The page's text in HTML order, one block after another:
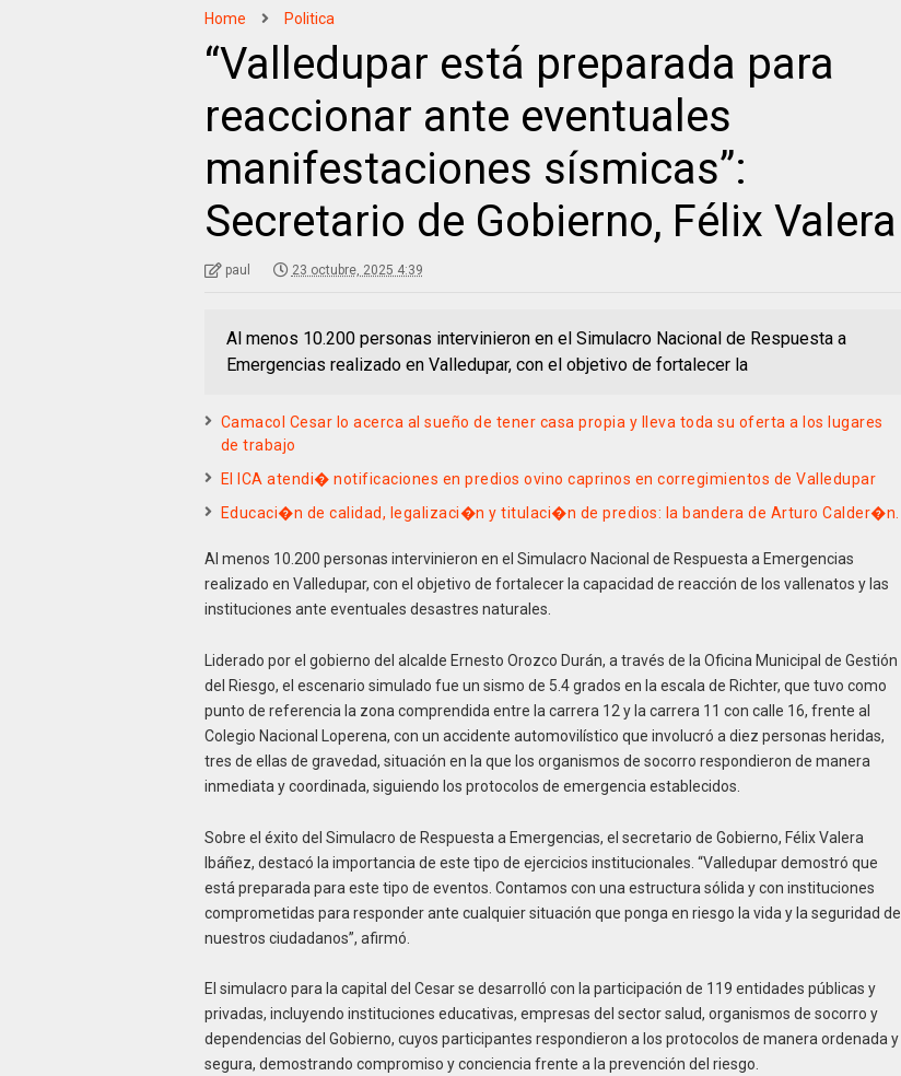
Home Politica
“Valledupar está preparada para
reaccionar ante eventuales
manifestaciones sísmicas”:
Secretario de Gobierno, Félix Valera
paul 23 octubre, 2025 4:39
Al menos 10.200 personas intervinieron en el Simulacro Nacional de Respuesta a
Emergencias realizado en Valledupar, con el objetivo de fortalecer la
Camacol Cesar lo acerca al sueño de tener casa propia y lleva toda su oferta a los lugares
de trabajo
El ICA atendi� notificaciones en predios ovino caprinos en corregimientos de Valledupar
Educaci�n de calidad, legalizaci�n y titulaci�n de predios: la bandera de Arturo Calder�n.
Al menos 10.200 personas intervinieron en el Simulacro Nacional de Respuesta a Emergencias
realizado en Valledupar, con el objetivo de fortalecer la capacidad de reacción de los vallenatos y las
instituciones ante eventuales desastres naturales.
Liderado por el gobierno del alcalde Ernesto Orozco Durán, a través de la Oficina Municipal de Gestión
del Riesgo, el escenario simulado fue un sismo de 5.4 grados en la escala de Richter, que tuvo como
punto de referencia la zona comprendida entre la carrera 12 y la carrera 11 con calle 16, frente al
Colegio Nacional Loperena, con un accidente automovilístico que involucró a diez personas heridas,
tres de ellas de gravedad, situación en la que los organismos de socorro respondieron de manera
inmediata y coordinada, siguiendo los protocolos de emergencia establecidos.
Sobre el éxito del Simulacro de Respuesta a Emergencias, el secretario de Gobierno, Félix Valera
Ibáñez, destacó la importancia de este tipo de ejercicios institucionales. “Valledupar demostró que
está preparada para este tipo de eventos. Contamos con una estructura sólida y con instituciones
comprometidas para responder ante cualquier situación que ponga en riesgo la vida y la seguridad de
nuestros ciudadanos”, afirmó.
El simulacro para la capital del Cesar se desarrolló con la participación de 119 entidades públicas y
privadas, incluyendo instituciones educativas, empresas del sector salud, organismos de socorro y
dependencias del Gobierno, cuyos participantes respondieron a los protocolos de manera ordenada y
segura, demostrando compromiso y conciencia frente a la prevención del riesgo.